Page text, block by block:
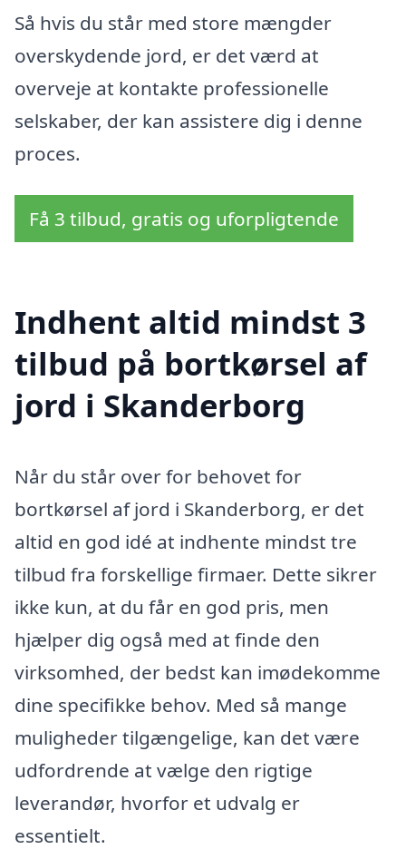
Så hvis du står med store mængder
overskydende jord, er det værd at
overveje at kontakte professionelle
selskaber, der kan assistere dig i denne
proces.
Få 3 tilbud, gratis og uforpligtende
Indhent altid mindst 3
tilbud på bortkørsel af
jord i Skanderborg
Når du står over for behovet for
bortkørsel af jord i Skanderborg, er det
altid en god idé at indhente mindst tre
tilbud fra forskellige firmaer. Dette sikrer
ikke kun, at du får en god pris, men
hjælper dig også med at finde den
virksomhed, der bedst kan imødekomme
dine specifikke behov. Med så mange
muligheder tilgængelige, kan det være
udfordrende at vælge den rigtige
leverandør, hvorfor et udvalg er
essentielt.